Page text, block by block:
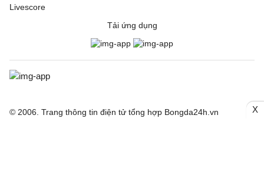
Livescore
Tải ứng dụng
© 2006. Trang thông tin điện tử tổng hợp Bongda24h.vn
X